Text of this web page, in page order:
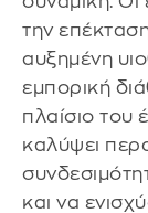
την
αυξημένη
εμπορική
πλαίσιο του
καλύψει
και να